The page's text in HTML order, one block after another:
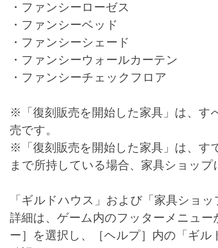
・ファンシーローゼス
・ファンシーベッド
・ファンシーシェード
・ファンシーウォールカーテン
・ファンシーチェックフロア
※「復刻販売を開始した家具」は、す
売です。
※「復刻販売を開始した家具」は、す
まで所持している場合、家具ショッ
「ギルドハウス」および「家具ショ
詳細は、ゲーム内のフッターメニュー
ー］を選択し、［ヘルプ］内の「ギル